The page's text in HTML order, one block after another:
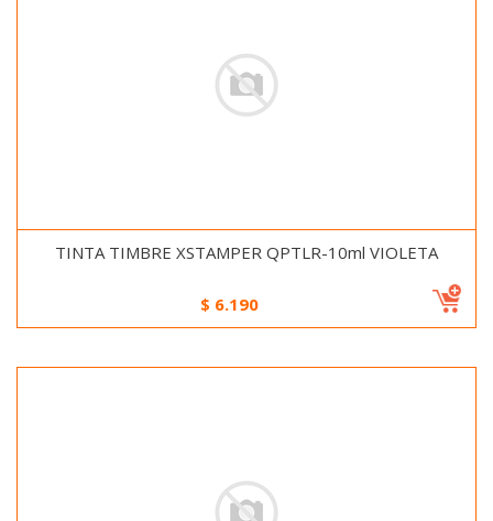
TINTA TIMBRE XSTAMPER QPTLR-10ml VIOLETA
$ 6.190